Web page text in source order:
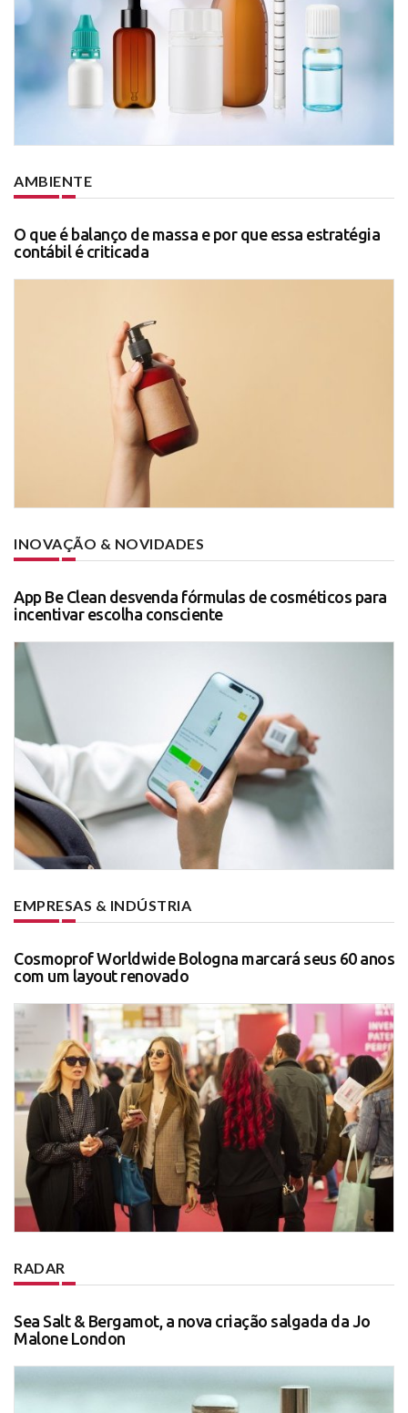
AMBIENTE
O que é balanço de massa e por que essa estratégia
contábil é criticada
INOVAÇÃO & NOVIDADES
App Be Clean desvenda fórmulas de cosméticos para
incentivar escolha consciente
EMPRESAS & INDÚSTRIA
Cosmoprof Worldwide Bologna marcará seus 60 anos
com um layout renovado
RADAR
Sea Salt & Bergamot, a nova criação salgada da Jo
Malone London